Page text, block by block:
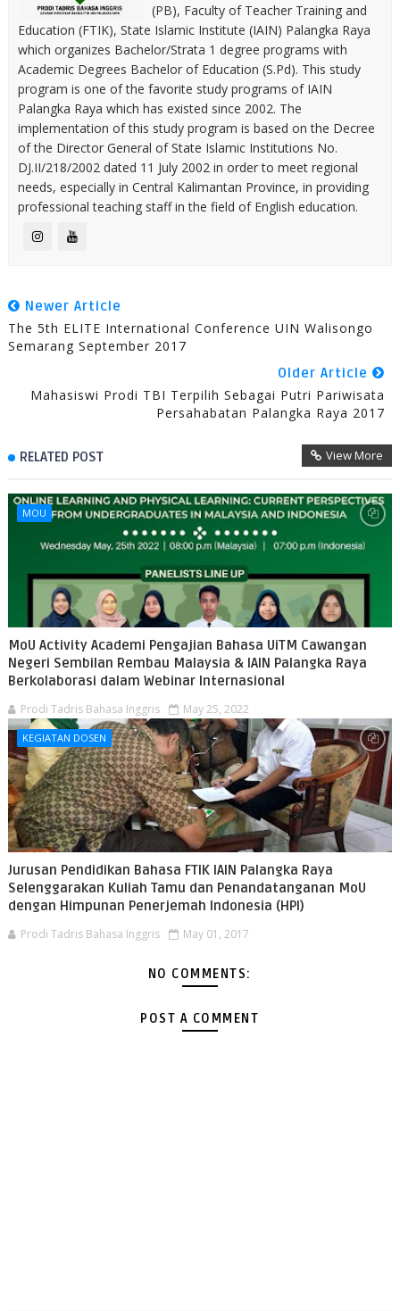
(PB), Faculty of Teacher Training and
Education (FTIK), State Islamic Institute (IAIN) Palangka Raya
which organizes Bachelor/Strata 1 degree programs with
Academic Degrees Bachelor of Education (S.Pd). This study
program is one of the favorite study programs of IAIN
Palangka Raya which has existed since 2002. The
implementation of this study program is based on the Decree
of the Director General of State Islamic Institutions No.
DJ.II/218/2002 dated 11 July 2002 in order to meet regional
needs, especially in Central Kalimantan Province, in providing
professional teaching staff in the field of English education.
Newer Article
The 5th ELITE International Conference UIN Walisongo
Semarang September 2017
Older Article
Mahasiswi Prodi TBI Terpilih Sebagai Putri Pariwisata
Persahabatan Palangka Raya 2017
RELATED POST View More
MOU
MoU Activity Academi Pengajian Bahasa UiTM Cawangan
Negeri Sembilan Rembau Malaysia & IAIN Palangka Raya
Berkolaborasi dalam Webinar Internasional
Prodi Tadris Bahasa Inggris May 25, 2022
KEGIATAN DOSEN
Jurusan Pendidikan Bahasa FTIK IAIN Palangka Raya
Selenggarakan Kuliah Tamu dan Penandatanganan MoU
dengan Himpunan Penerjemah Indonesia (HPI)
Prodi Tadris Bahasa Inggris May 01, 2017
NO COMMENTS:
POST A COMMENT